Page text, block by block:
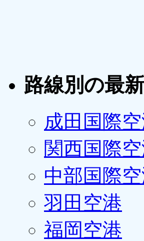
路線別の最
成田国際
関西国際
中部国際
羽田空港
福岡空港